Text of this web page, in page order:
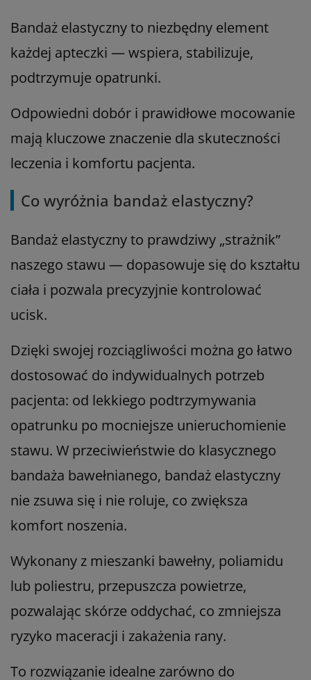
Bandaż elastyczny to niezbędny element
każdej apteczki — wspiera, stabilizuje,
podtrzymuje opatrunki.
Odpowiedni dobór i prawidłowe mocowanie
mają kluczowe znaczenie dla skuteczności
leczenia i komfortu pacjenta.
Co wyróżnia bandaż elastyczny?
Bandaż elastyczny to prawdziwy „strażnik”
naszego stawu — dopasowuje się do kształtu
ciała i pozwala precyzyjnie kontrolować
ucisk.
Dzięki swojej rozciągliwości można go łatwo
dostosować do indywidualnych potrzeb
pacjenta: od lekkiego podtrzymywania
opatrunku po mocniejsze unieruchomienie
stawu. W przeciwieństwie do klasycznego
bandaża bawełnianego, bandaż elastyczny
nie zsuwa się i nie roluje, co zwiększa
komfort noszenia.
Wykonany z mieszanki bawełny, poliamidu
lub poliestru, przepuszcza powietrze,
pozwalając skórze oddychać, co zmniejsza
ryzyko maceracji i zakażenia rany.
To rozwiązanie idealne zarówno do